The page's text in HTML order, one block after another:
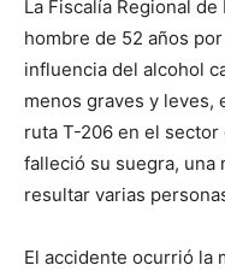
La Fiscalía Regional
hombre de 52 años
influencia del alcohol
menos graves y leves,
ruta T-206 en el sector
falleció su suegra, una
resultar varias
El accidente ocurrió la